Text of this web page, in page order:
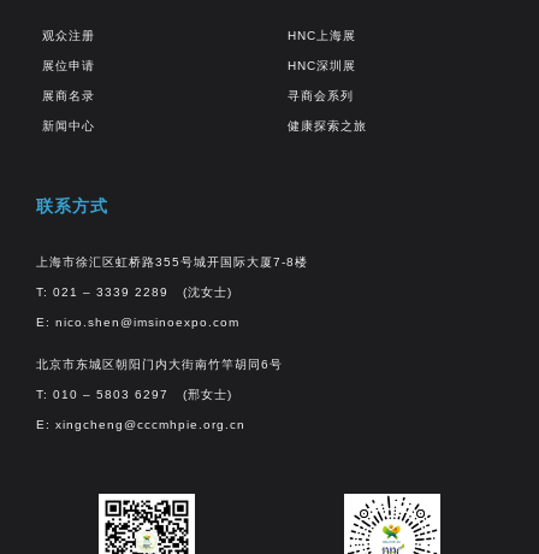
观众注册
展位申请
展商名录
新闻中心
HNC上海展
HNC深圳展
寻商会系列
健康探索之旅
联系方式
上海市徐汇区虹桥路355号城开国际大厦7-8楼
T: 021 – 3339 2289 (沈女士)
E: nico.shen@imsinoexpo.com
北京市东城区朝阳门内大街南竹竿胡同6号
T: 010 – 5803 6297 (邢女士)
E: xingcheng@cccmhpie.org.cn